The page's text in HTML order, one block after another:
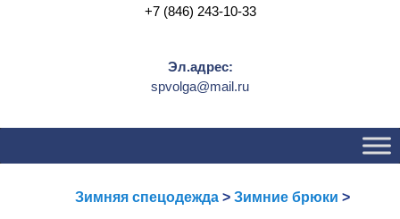
+7 (846) 243-10-33
Эл.адрес:
spvolga@mail.ru
содержимому
содержимомуЗимняя спецодежда > Зимние брюки >